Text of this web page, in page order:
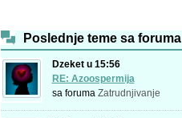
Poslednje teme sa foruma
Dzeket u 15:56
RE: Azoospermija
sa foruma Zatrudnjivanje